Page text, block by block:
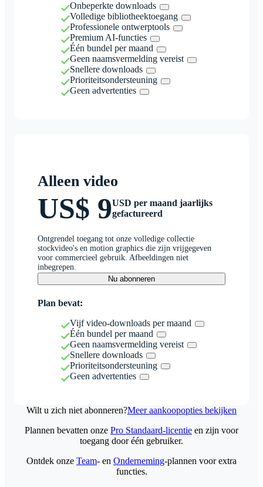
Onbeperkte downloads
Volledige bibliotheektoegang
Professionele ontwerptools
Premium AI-functies
Één bundel per maand
Geen naamsvermelding vereist
Snellere downloads
Prioriteitsondersteuning
Geen advertenties
Alleen video
US$ 9USD per maand jaarlijks
gefactureerd
Ontgrendel toegang tot onze volledige collectie
stockvideo's en motion graphics die zijn vrijgegeven
voor commercieel gebruik. Afbeeldingen niet
inbegrepen.
Nu abonneren
Plan bevat:
Vijf video-downloads per maand
Één bundel per maand
Geen naamsvermelding vereist
Snellere downloads
Prioriteitsondersteuning
Geen advertenties
Wilt u zich niet abonneren?Meer aankoopopties bekijken
Plannen bevatten onze Pro Standaard-licentie en zijn voor
toegang door één gebruiker.
Ontdek onze Team- en Onderneming-plannen voor extra
functies.